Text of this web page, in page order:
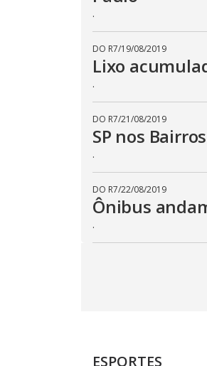
.
DO R7/19/08/2019
Lixo
.
DO R7/21/08/2019
SP nos
.
DO R7/22/08/2019
Ônibus
.
ESPORTES